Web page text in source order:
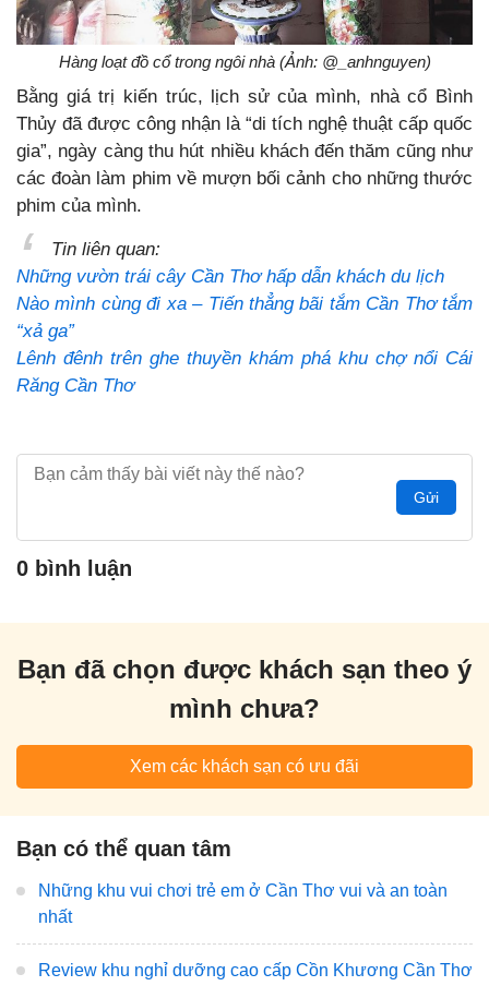
Hàng loạt đồ cổ trong ngôi nhà (Ảnh: @_anhnguyen)
Bằng giá trị kiến trúc, lịch sử của mình, nhà cổ Bình
Thủy đã được công nhận là “di tích nghệ thuật cấp quốc
gia”, ngày càng thu hút nhiều khách đến thăm cũng như
các đoàn làm phim về mượn bối cảnh cho những thước
phim của mình.
Tin liên quan:
Những vườn trái cây Cần Thơ hấp dẫn khách du lịch
Nào mình cùng đi xa – Tiến thẳng bãi tắm Cần Thơ tắm
“xả ga”
Lênh đênh trên ghe thuyền khám phá khu chợ nổi Cái
Răng Cần Thơ
Gửi
0 bình luận
Bạn đã chọn được khách sạn theo ý
mình chưa?
Xem các khách sạn có ưu đãi
Bạn có thể quan tâm
Những khu vui chơi trẻ em ở Cần Thơ vui và an toàn
nhất
Review khu nghỉ dưỡng cao cấp Cồn Khương Cần Thơ